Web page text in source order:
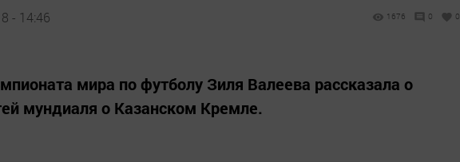
- 14:46 1676 0 0
мира по футболу Зиля Валеева рассказала о
мундиаля о Казанском Кремле.